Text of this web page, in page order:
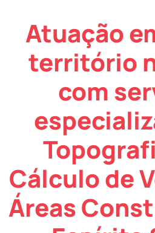
Atuação
território
com
Cálculo de
Áreas